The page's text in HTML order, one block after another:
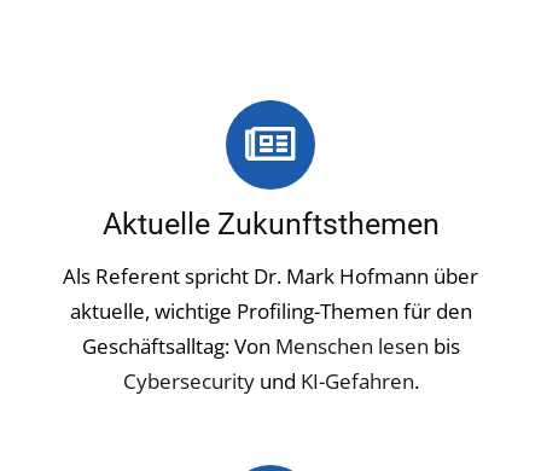
Aktuelle Zukunftsthemen
Als Referent spricht Dr. Mark Hofmann über
aktuelle, wichtige Profiling-Themen für den
Geschäftsalltag: Von Menschen lesen bis
Cybersecurity und KI-Gefahren.